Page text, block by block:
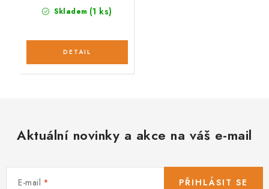
Skladem (1 ks)
Aktuální novinky a akce na váš e-mail
E-mail PŘIHLÁSIT SE